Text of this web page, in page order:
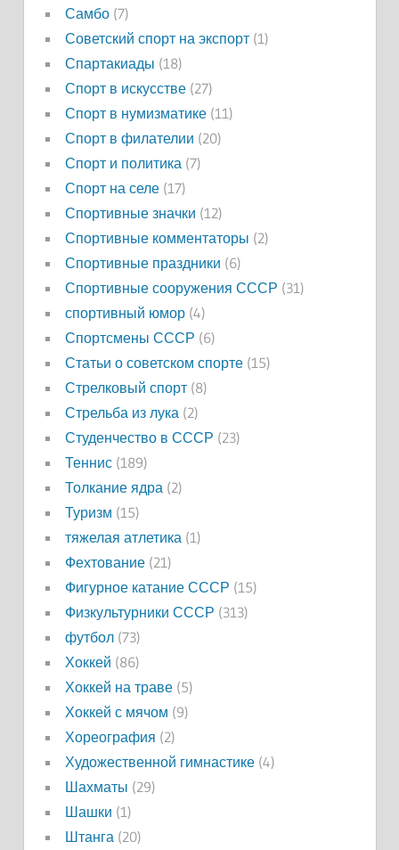
Самбо(7)
Советский спорт на экспорт(1)
Спартакиады (18)
Спорт в искусстве(27)
Спорт в нумизматике(11)
Спорт в филателии (20)
Спорт и политика(7)
Спорт на селе(17)
Спортивные значки (12)
Спортивные комментаторы (2)
Спортивные праздники (6)
Спортивные сооружения СССР (31)
спортивный юмор(4)
Спортсмены СССР (6)
Статьи о советском спорте(15)
Стрелковый спорт(8)
Стрельба из лука(2)
Студенчество в СССР (23)
Теннис(189)
Толкание ядра(2)
Туризм (15)
тяжелая атлетика(1)
Фехтование(21)
Фигурное катание СССР (15)
Физкультурники СССР (313)
футбол(73)
Хоккей (86)
Хоккей на траве(5)
Хоккей с мячом (9)
Хореография (2)
Художественной гимнастике(4)
Шахматы (29)
Шашки (1)
Штанга(20)